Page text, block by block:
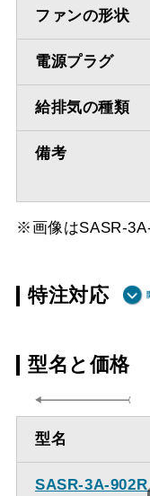
ファンの形状
電源プラグ
給排気の種類
備考
※画像はSASR-
特注対応
方
ダクト方向 上
方
備考
型名と価格
型名
SASR-3A-